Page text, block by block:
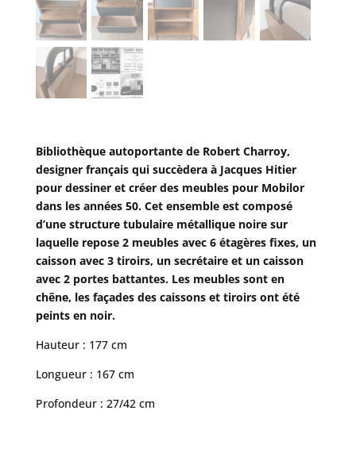
Bibliothèque autoportante de Robert Charroy,
designer français qui succèdera à Jacques Hitier
pour dessiner et créer des meubles pour Mobilor
dans les années 50. Cet ensemble est composé
d’une structure tubulaire métallique noire sur
laquelle repose 2 meubles avec 6 étagères fixes, un
caisson avec 3 tiroirs, un secrétaire et un caisson
avec 2 portes battantes. Les meubles sont en
chêne, les façades des caissons et tiroirs ont été
peints en noir.
Hauteur : 177 cm
Longueur : 167 cm
Profondeur : 27/42 cm